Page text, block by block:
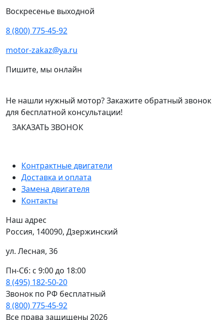
Воскресенье выходной
8 (800) 775-45-92
motor-zakaz@ya.ru
Пишите, мы онлайн
Не нашли нужный мотор? Закажите обратный звонок
для бесплатной консультации!
ЗАКАЗАТЬ ЗВОНОК
Контрактные двигатели
Доставка и оплата
Замена двигателя
Контакты
Наш адрес
Россия, 140090, Дзержинский
ул. Лесная, 36
Пн-Сб: с 9:00 до 18:00
8 (495) 182-50-20
Звонок по РФ бесплатный
8 (800) 775-45-92
Все права защищены 2026